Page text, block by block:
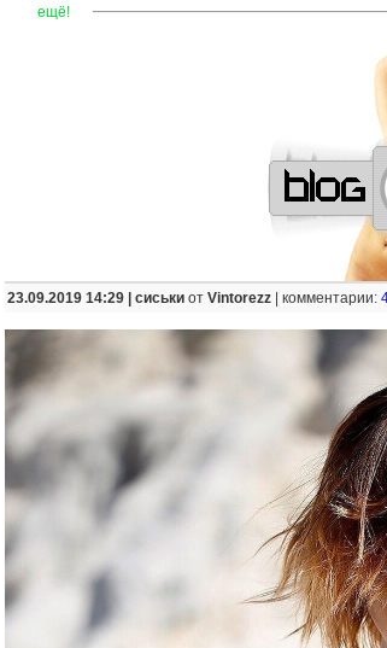
ещё! ———————————————
23.09.2019 14:29 | сиськи от Vintorezz комментарии: